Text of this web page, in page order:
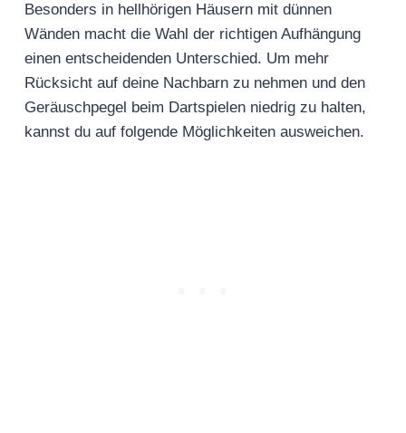
Besonders in hellhörigen Häusern mit dünnen
Wänden macht die Wahl der richtigen Aufhängung
einen entscheidenden Unterschied. Um mehr
Rücksicht auf deine Nachbarn zu nehmen und den
Geräuschpegel beim Dartspielen niedrig zu halten,
kannst du auf folgende Möglichkeiten ausweichen.